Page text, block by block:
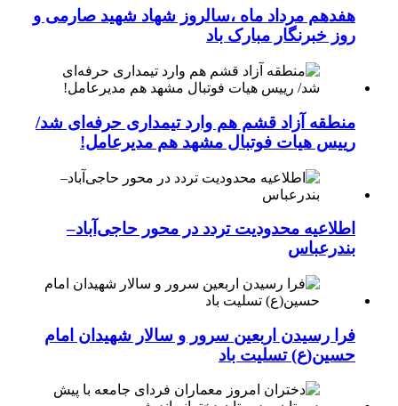
هفدهم مرداد ماه ،سالروز شهاد شهید صارمی و
روز خبرنگار مبارک باد
منطقه آزاد قشم هم وارد تیمداری حرفه‌ای شد/
رییس هیات فوتبال مشهد هم مدیرعامل!
اطلاعیه محدودیت تردد در محور حاجی‌آباد–
بندرعباس
فرا رسیدن اربعین سرور و سالار شهیدان امام
حسین(ع) تسلیت باد